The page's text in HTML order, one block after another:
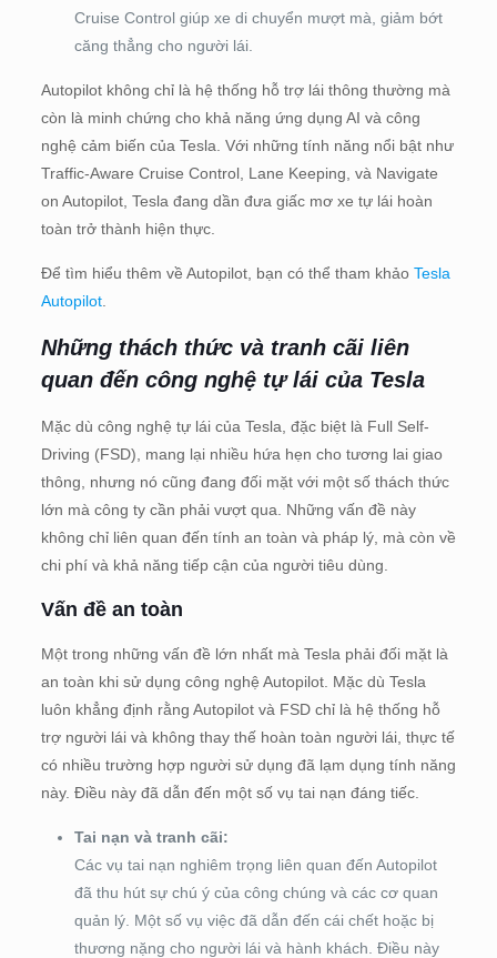
Cruise Control giúp xe di chuyển mượt mà, giảm bớt
căng thẳng cho người lái.
Autopilot không chỉ là hệ thống hỗ trợ lái thông thường mà
còn là minh chứng cho khả năng ứng dụng AI và công
nghệ cảm biến của Tesla. Với những tính năng nổi bật như
Traffic-Aware Cruise Control, Lane Keeping, và Navigate
on Autopilot, Tesla đang dần đưa giấc mơ xe tự lái hoàn
toàn trở thành hiện thực.
Để tìm hiểu thêm về Autopilot, bạn có thể tham khảo Tesla
Autopilot.
Những thách thức và tranh cãi liên
quan đến công nghệ tự lái của Tesla
Mặc dù công nghệ tự lái của Tesla, đặc biệt là Full Self-
Driving (FSD), mang lại nhiều hứa hẹn cho tương lai giao
thông, nhưng nó cũng đang đối mặt với một số thách thức
lớn mà công ty cần phải vượt qua. Những vấn đề này
không chỉ liên quan đến tính an toàn và pháp lý, mà còn về
chi phí và khả năng tiếp cận của người tiêu dùng.
Vấn đề an toàn
Một trong những vấn đề lớn nhất mà Tesla phải đối mặt là
an toàn khi sử dụng công nghệ Autopilot. Mặc dù Tesla
luôn khẳng định rằng Autopilot và FSD chỉ là hệ thống hỗ
trợ người lái và không thay thế hoàn toàn người lái, thực tế
có nhiều trường hợp người sử dụng đã lạm dụng tính năng
này. Điều này đã dẫn đến một số vụ tai nạn đáng tiếc.
Tai nạn và tranh cãi:
Các vụ tai nạn nghiêm trọng liên quan đến Autopilot
đã thu hút sự chú ý của công chúng và các cơ quan
quản lý. Một số vụ việc đã dẫn đến cái chết hoặc bị
thương nặng cho người lái và hành khách. Điều này